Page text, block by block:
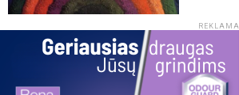
REKLAMA